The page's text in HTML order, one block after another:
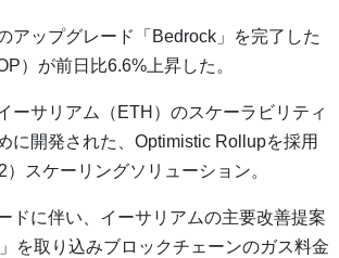
アップグレード「Bedrock」を完了した
）が前日比6.6%上昇した。
ーサリアム（ETH）のスケーラビリティ
に開発された、Optimistic Rollupを採用
スケーリングソリューション。
ドに伴い、イーサリアムの主要改善提案
を取り込みブロックチェーンのガス料金